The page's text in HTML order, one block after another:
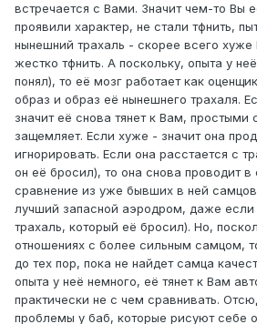
встречается с Вами. Значит чем-то Вы
проявили характер, не стали тфнить,
нынешний трахаль - скорее всего
жестко тфнить. А поскольку, опыта у
понял), то её мозг работает как
образ и образ её нынешнего трахаля.
значит её снова тянет к Вам, простыми
защемляет. Если хуже - значит она
игнорировать. Если она расстается с
он её бросил), то она снова проводит в
сравнение из уже бывших в ней
лучший запасной аэродром, даже если
трахаль, который её бросил). Но,
отношениях с более сильным самцом,
до тех пор, пока не найдет самца
опыта у неё немного, её тянет к Вам
практически не с чем сравнивать.
проблемы у баб, которые рисуют себе